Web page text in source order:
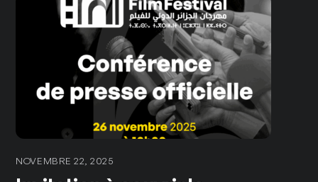
NOVEMBRE 22, 2025